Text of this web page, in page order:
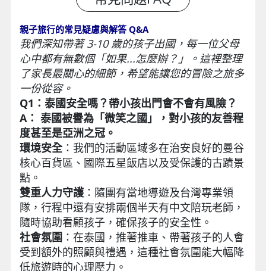
親子旅行的常見疑慮與解答 Q&A
我們深知帶著 3-10 歲的孩子出國，每一位父母
心中都有無數個「如果...怎麼辦？」。這裡整理
了家長最關心的細節，希望能讓您的冒險之旅多
一份從容。
Q1：泰國安全嗎？帶小孩出門會不會有風險？
A： 泰國被譽為「微笑之國」，對小孩的友善程
度甚至是亞洲之冠。
環境安全：我們的活動區域多在治安良好的曼谷
核心百貨區、國際五星飯店以及受保護的古蹟景
點。
雙重人力守護：隨團有當地導遊及台灣專業領
隊，行程中還有安排兩個半天有中文陪玩老師，
隨時協助看顧孩子，確保孩子的安全性。
社會氛圍 ：在泰國，推著推車、帶著孩子的人會
受到額外的照顧與禮遇，這種社會氛圍能大幅降
低旅遊時的心理壓力。